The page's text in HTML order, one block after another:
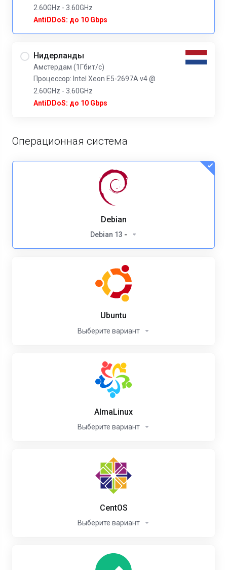
2.60GHz - 3.60GHz
AntiDDoS: до 10 Gbps
Нидерланды
Амстердам (1Гбит/с)
Процессор: Intel Xeon E5-2697A v4 @
2.60GHz - 3.60GHz
AntiDDoS: до 10 Gbps
Операционная система
Debian
Debian 13 -
Ubuntu
Выберите вариант
AlmaLinux
Выберите вариант
CentOS
Выберите вариант